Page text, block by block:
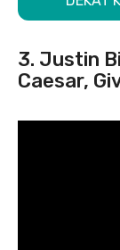
3. Justin
Caesar,